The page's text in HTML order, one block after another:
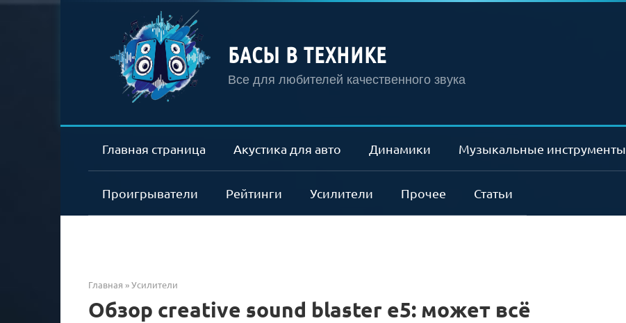
БАСЫ В ТЕХНИКЕ
Все для любителей качественного звука
Главная страница Акустика для авто Динамики Музыкальные инструменты
Проигрыватели Рейтинги Усилители Прочее Статьи
Главная »Усилители
Обзор creative sound blaster e5: может всё